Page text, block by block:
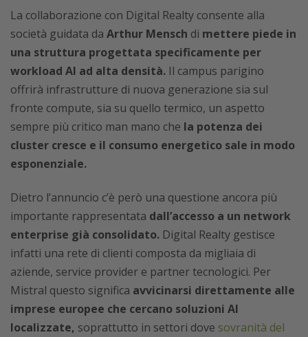
La collaborazione con Digital Realty consente alla
società guidata da Arthur Mensch di mettere piede in
una struttura progettata specificamente per
workload AI ad alta densità. Il campus parigino
offrirà infrastrutture di nuova generazione sia sul
fronte compute, sia su quello termico, un aspetto
sempre più critico man mano che la potenza dei
cluster cresce e il consumo energetico sale in modo
esponenziale.
Dietro l’annuncio c’è però una questione ancora più
importante rappresentata dall’accesso a un network
enterprise già consolidato. Digital Realty gestisce
infatti una rete di clienti composta da migliaia di
aziende, service provider e partner tecnologici. Per
Mistral questo significa avvicinarsi direttamente alle
imprese europee che cercano soluzioni AI
localizzate, soprattutto in settori dove sovranità del